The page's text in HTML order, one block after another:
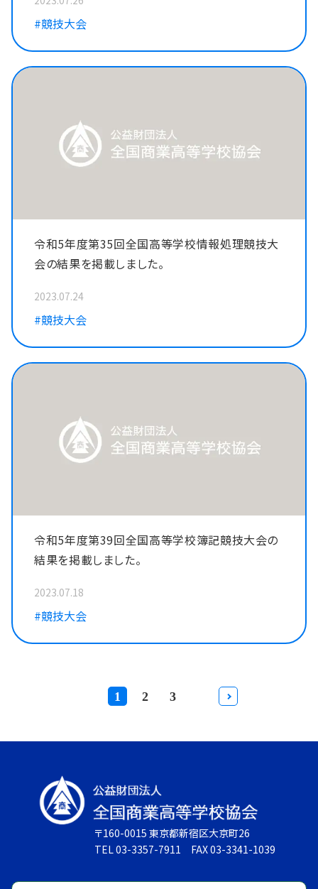
#競技大会
令和5年度第35回全国高等学校情報処理競技大
会の結果を掲載しました。
2023.07.24
#競技大会
令和5年度第39回全国高等学校簿記競技大会の
結果を掲載しました。
2023.07.18
#競技大会
1 2 3
〒160-0015 東京都新宿区大京町26
TEL 03-3357-7911 FAX 03-3341-1039